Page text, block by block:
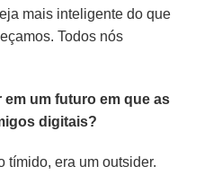
mais inteligente do que
Todos nós
um futuro em que as
digitais?
tímido, era um outsider.